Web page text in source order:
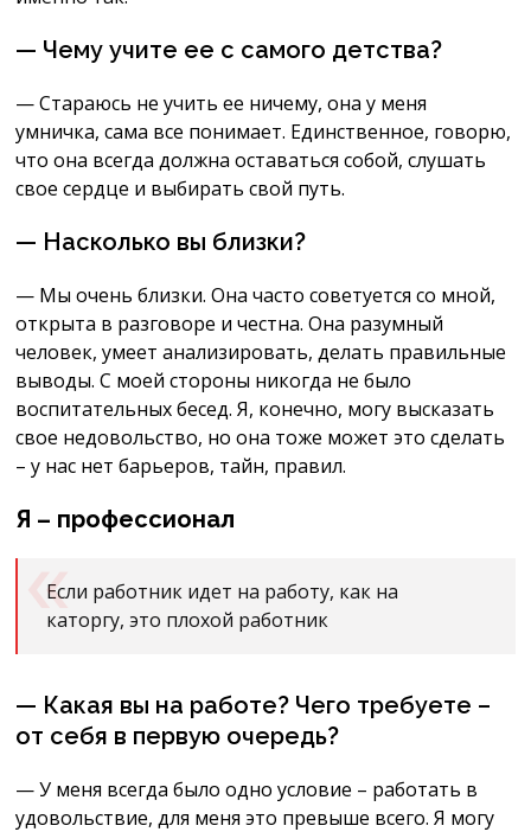
— Чему учите ее с самого детства?
— Стараюсь не учить ее ничему, она у меня
умничка, сама все понимает. Единственное, говорю,
что она всегда должна оставаться собой, слушать
свое сердце и выбирать свой путь.
— Насколько вы близки?
— Мы очень близки. Она часто советуется со мной,
открыта в разговоре и честна. Она разумный
человек, умеет анализировать, делать правильные
выводы. С моей стороны никогда не было
воспитательных бесед. Я, конечно, могу высказать
свое недовольство, но она тоже может это сделать
– у нас нет барьеров, тайн, правил.
Я – профессионал
Если работник идет на работу, как на
каторгу, это плохой работник
— Какая вы на работе? Чего требуете –
от себя в первую очередь?
— У меня всегда было одно условие – работать в
удовольствие, для меня это превыше всего. Я могу